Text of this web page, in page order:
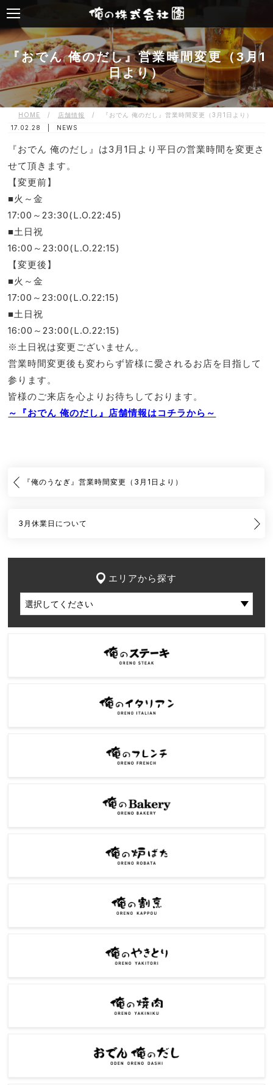
『おでん 俺のだし』営業時間変更（3月1
日より）
HOME / 店舗情報 /
『おでん 俺のだし』営業時間変更（3月1日より）
17.02.28 |
NEWS
『おでん 俺のだし』は3月1日より平日の営業時間を変更さ
せて頂きます。
【変更前】
■火～金
17:00～23:30(L.O.22:45)
■土日祝
16:00～23:00(L.O.22:15)
【変更後】
■火～金
17:00～23:00(L.O.22:15)
■土日祝
16:00～23:00(L.O.22:15)
※土日祝は変更ございません。
営業時間変更後も変わらず皆様に愛されるお店を目指して
参ります。
皆様のご来店を心よりお待ちしております。
～『おでん 俺のだし』店舗情報はコチラから～
『俺のうなぎ』営業時間変更（3月1日より）
3月休業日について
エリアから探す